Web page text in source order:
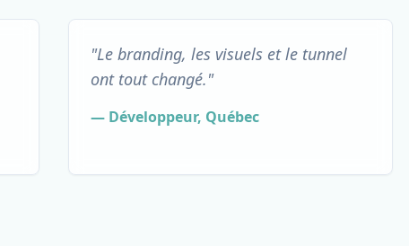
"Le branding, les visuels et le tunnel
ont tout changé."
— Développeur, Québec